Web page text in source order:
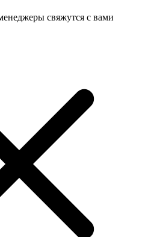
свяжутся с вами